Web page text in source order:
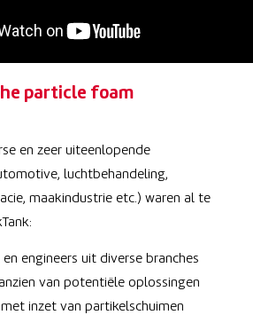
particle foam
en zeer uiteenlopende
luchtbehandeling,
maakindustrie etc.) waren al te
engineers uit diverse branches
van potentiële oplossingen
inzet van partikelschuimen